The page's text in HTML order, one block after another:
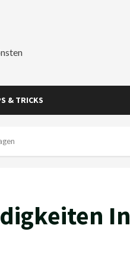
& TRICKS
In